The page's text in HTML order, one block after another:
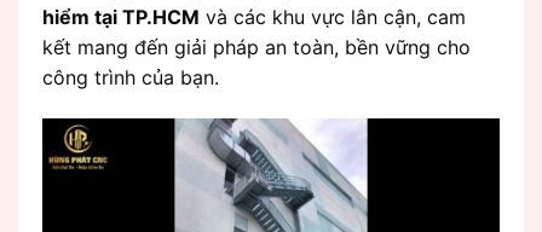
hiểm tại TP.HCM và các khu vực lân cận, cam
kết mang đến giải pháp an toàn, bền vững cho
công trình của bạn.